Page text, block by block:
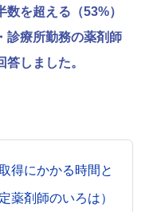
を超える（53%）
診療所勤務の薬剤師
しました。
得にかかる時間と
薬剤師のいろは）